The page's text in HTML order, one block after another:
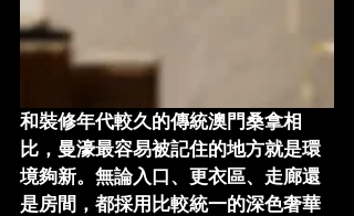
和裝修年代較久的傳統澳門桑拿相
比，曼濠最容易被記住的地方就是環
境夠新。無論入口、更衣區、走廊還
是房間，都採用比較統一的深色奢華